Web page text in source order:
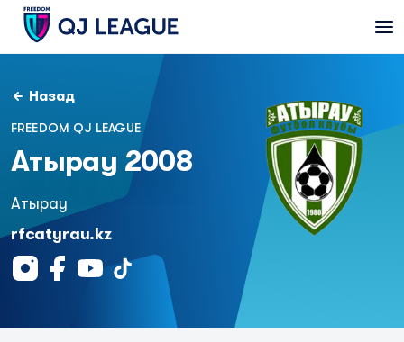
Назад
FREEDOM QJ LEAGUE
Атырау 2008
Атырау
rfcatyrau.kz